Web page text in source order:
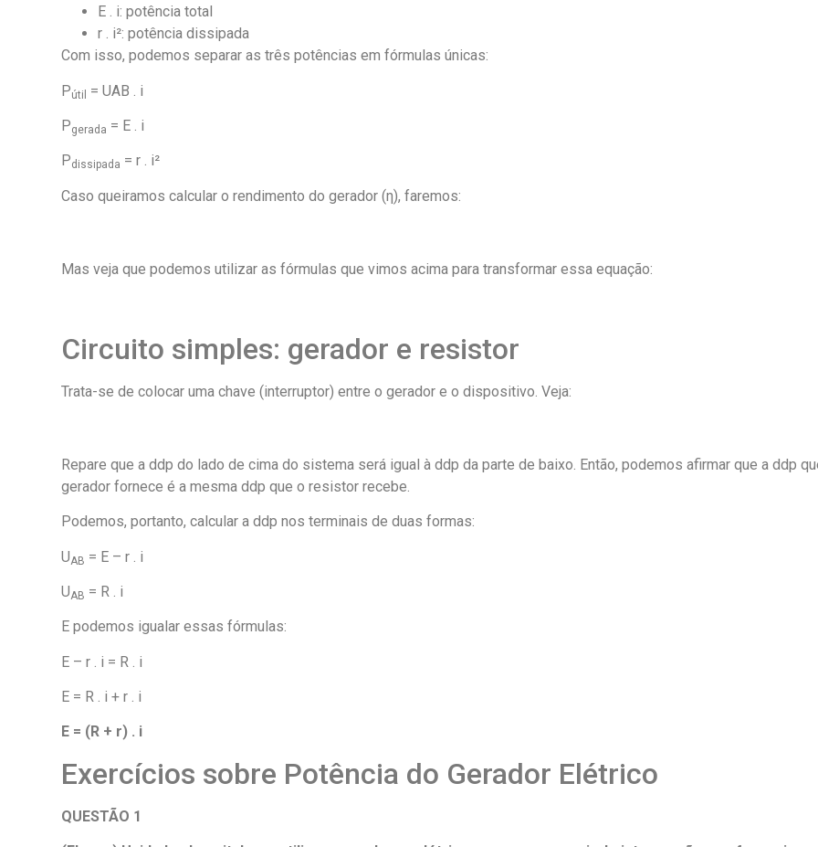
E . i: potência total
r . i²: potência dissipada
Com isso, podemos separar as três potências em fórmulas únicas:
Pútil = UAB . i
Pgerada = E . i
Pdissipada = r . i²
Caso queiramos calcular o rendimento do gerador (η), faremos:
Mas veja que podemos utilizar as fórmulas que vimos acima para transformar essa equação:
Circuito simples: gerador e resistor
Trata-se de colocar uma chave (interruptor) entre o gerador e o dispositivo. Veja:
Repare que a ddp do lado de cima do sistema será igual à ddp da parte de baixo. Então, podemos afirmar que a ddp
gerador fornece é a mesma ddp que o resistor recebe.
Podemos, portanto, calcular a ddp nos terminais de duas formas:
UAB = E – r . i
UAB = R . i
E podemos igualar essas fórmulas:
E – r . i = R . i
E = R . i + r . i
E = (R + r) . i
Exercícios sobre Potência do Gerador Elétrico
QUESTÃO 1